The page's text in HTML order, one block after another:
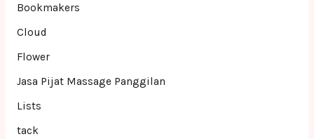
Bookmakers
Cloud
Flower
Jasa Pijat Massage Panggilan
Lists
tack